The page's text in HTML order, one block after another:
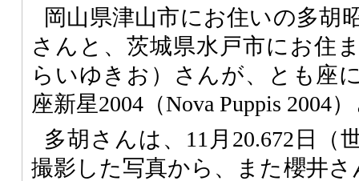
岡山県津山市にお住いの多胡
さんと、茨城県水戸市にお住
らいゆきお）さんが、とも座
座新星2004（Nova Puppis 2004
多胡さんは、11月20.672日（
撮影した写真から、また櫻井さ